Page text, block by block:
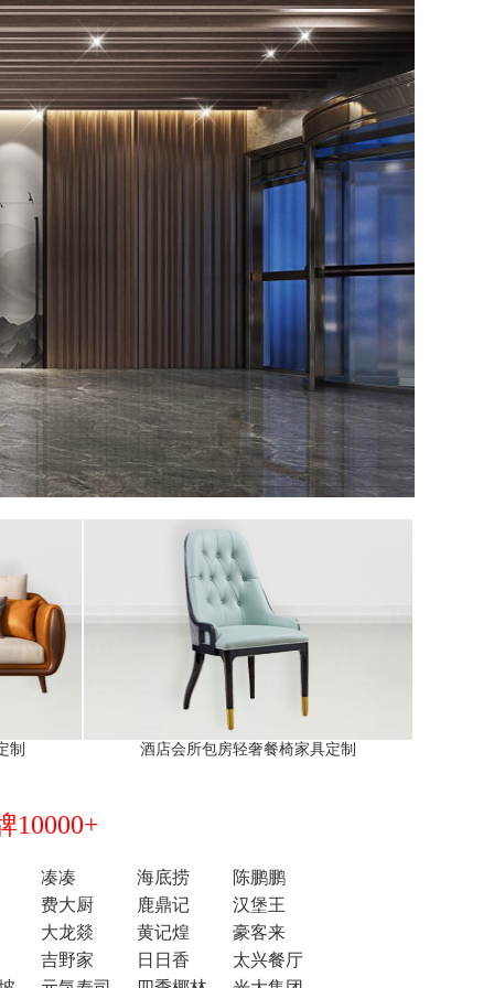
制 酒店会所包房轻奢餐椅家具定制
10000+
凑凑 海底捞
陈鹏鹏
费大厨
鹿鼎记
汉堡王
大龙燚
黄记煌
豪客来
吉野家
日日香
太兴餐厅